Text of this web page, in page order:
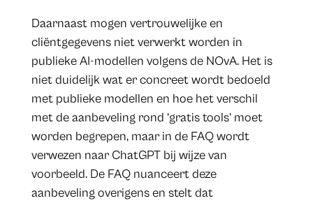
Daarnaast mogen vertrouwelijke en
cliëntgegevens niet verwerkt worden in
publieke AI-modellen volgens de NOvA. Het is
niet duidelijk wat er concreet wordt bedoeld
met publieke modellen en hoe het verschil
met de aanbeveling rond ‘gratis tools’ moet
worden begrepen, maar in de FAQ wordt
verwezen naar ChatGPT bij wijze van
voorbeeld. De FAQ nuanceert deze
aanbeveling overigens en stelt dat